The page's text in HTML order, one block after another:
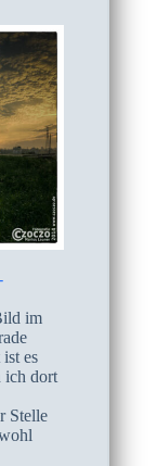
im
es
ich dort
Stelle